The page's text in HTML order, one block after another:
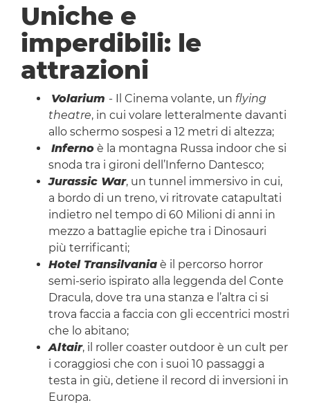
Uniche e
imperdibili: le
attrazioni
Volarium - Il Cinema volante, un flying
theatre, in cui volare letteralmente davanti
allo schermo sospesi a 12 metri di altezza;
Infernoè la montagna Russa indoor che si
snoda tra i gironi dell’Inferno Dantesco;
Jurassic War, un tunnel immersivo in cui,
a bordo di un treno, vi ritrovate catapultati
indietro nel tempo di 60 Milioni di anni in
mezzo a battaglie epiche tra i Dinosauri
più terrificanti;
Hotel Transilvaniaè il percorso horror
semi-serio ispirato alla leggenda del Conte
Dracula, dove tra una stanza e l’altra ci si
trova faccia a faccia con gli eccentrici mostri
che lo abitano;
Altair, il roller coaster outdoor è un cult per
i coraggiosi che con i suoi 10 passaggi a
testa in giù, detiene il record di inversioni in
Europa.